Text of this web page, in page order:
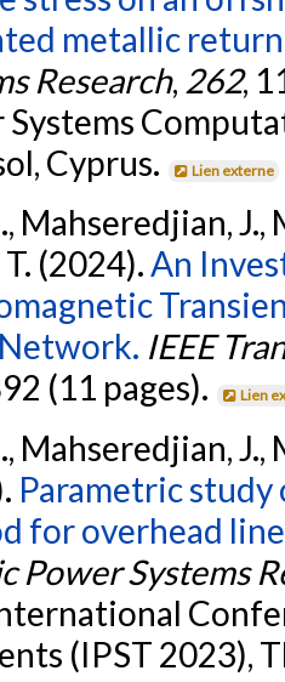
metallic
Research, 262,
Systems
Cyprus.
Lien externe
Mahseredjian, J.,
(2024).An
IEEE
(11 pages).
Lien
Mahseredjian, J.,
Parametric
for overhead
Power Systems
(IPST 2023),